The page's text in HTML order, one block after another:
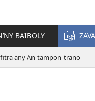
BAIBOLY
any An-tampon-trano